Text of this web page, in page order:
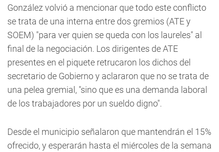
González volvió a mencionar que todo este conflicto
se trata de una interna entre dos gremios (ATE y
SOEM) "para ver quien se queda con los laureles" al
final de la negociación. Los dirigentes de ATE
presentes en el piquete retrucaron los dichos del
secretario de Gobierno y aclararon que no se trata de
una pelea gremial, "sino que es una demanda laboral
de los trabajadores por un sueldo digno".
Desde el municipio señalaron que mantendrán el 15%
ofrecido, y esperarán hasta el miércoles de la semana